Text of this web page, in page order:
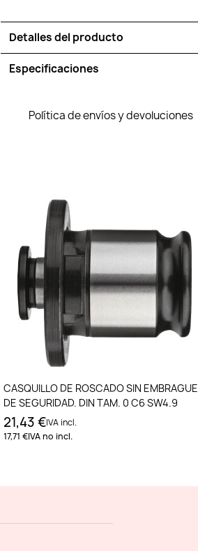
Detalles del producto
Especificaciones
Política de envíos y devoluciones
Añadir al carrito
CASQUILLO DE ROSCADO SIN EMBRAGUE
DE SEGURIDAD. DIN TAM. 0 C6 SW4.9
21,43 €IVA incl.
17,71 €IVA no incl.